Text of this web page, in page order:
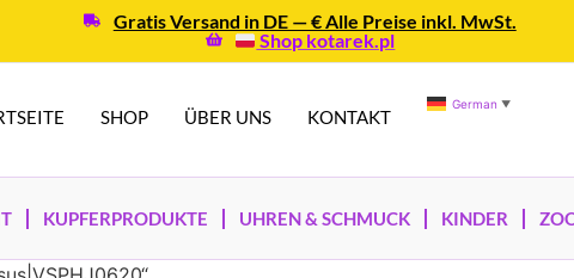
Gratis Versand in DE — € Alle Preise inkl. MwSt.
Shop kotarek.pl
SHOP ÜBER UNS KONTAKT
German ▼
KUPFERPRODUKTE UHREN & SCHMUCK KINDER